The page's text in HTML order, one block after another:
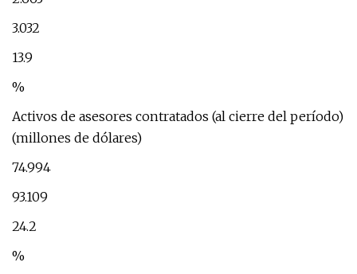
3.032
13.9
%
Activos de asesores contratados (al cierre del período)
(millones de dólares)
74.994
93.109
24.2
%